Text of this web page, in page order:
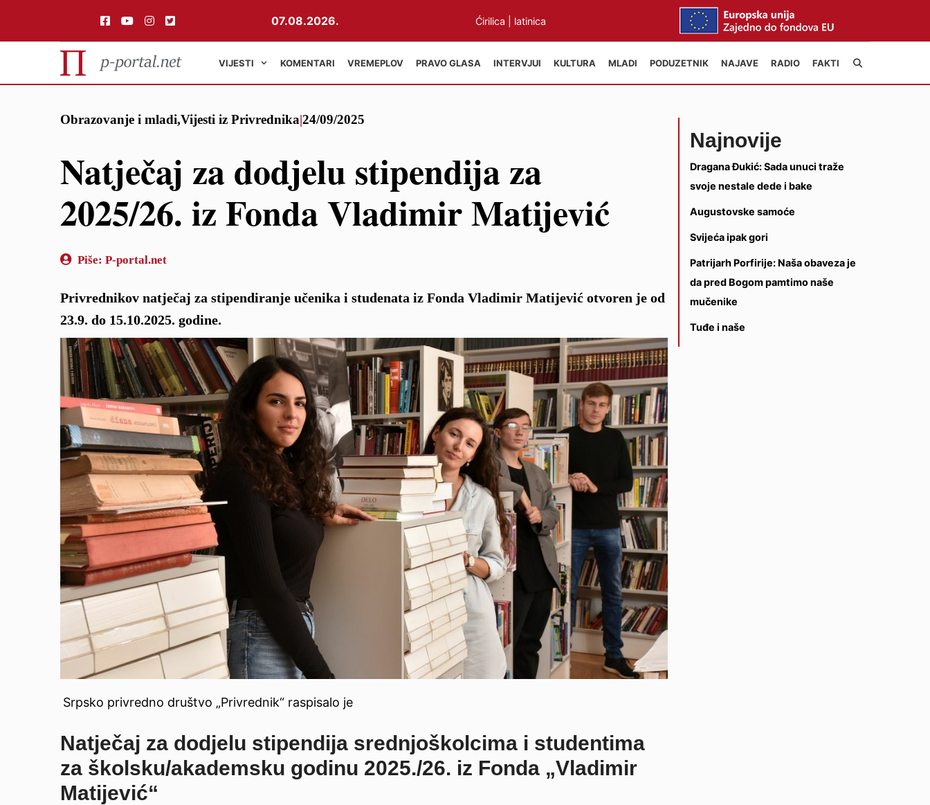
07.08.2026. Ćirilica latinica
VIJESTI KOMENTARI VREMEPLOV PRAVO GLASA INTERVJUI KULTURA MLADI PODUZETNIK NAJAVE RADIO FAKTI
Obrazovanje i mladi,Vijesti iz Privrednika|24/09/2025
Natječaj za dodjelu stipendija za
2025/26. iz Fonda Vladimir Matijević
Piše: P-portal.net
Privrednikov natječaj za stipendiranje učenika i studenata iz Fonda Vladimir Matijević otvoren je od
23.9. do 15.10.2025. godine.
Srpsko privredno društvo „Privrednik“ raspisalo je
Natječaj za dodjelu stipendija srednjoškolcima i studentima
za školsku/akademsku godinu 2025./26. iz Fonda „Vladimir
Matijević“
Najnovije
Dragana Đukić: Sada unuci traže
svoje nestale dede i bake
Augustovske samoće
Svijeća ipak gori
Patrijarh Porfirije: Naša obaveza je
da pred Bogom pamtimo naše
mučenike
Tuđe i naše